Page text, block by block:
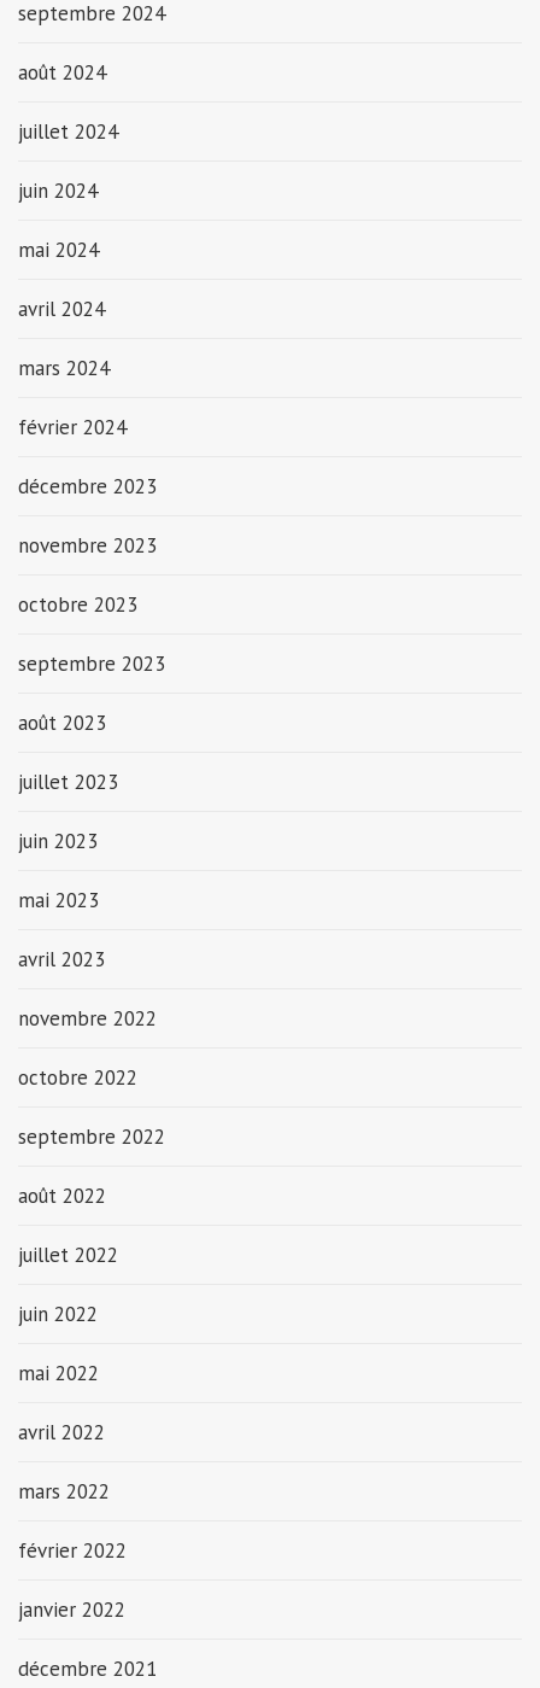
septembre 2024
août 2024
juillet 2024
juin 2024
mai 2024
avril 2024
mars 2024
février 2024
décembre 2023
novembre 2023
octobre 2023
septembre 2023
août 2023
juillet 2023
juin 2023
mai 2023
avril 2023
novembre 2022
octobre 2022
septembre 2022
août 2022
juillet 2022
juin 2022
mai 2022
avril 2022
mars 2022
février 2022
janvier 2022
décembre 2021